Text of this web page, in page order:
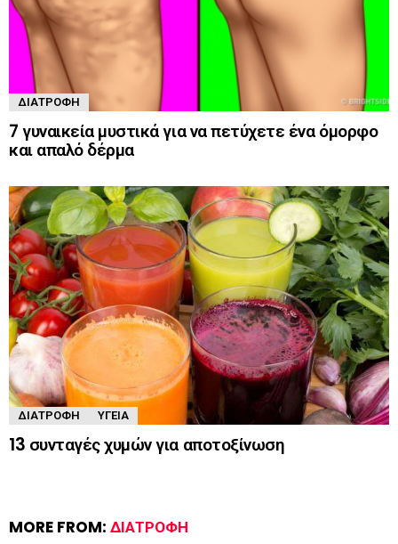
ΔΙΑΤΡΟΦΉ
7 γυναικεία μυστικά για να πετύχετε ένα όμορφο
και απαλό δέρμα
ΔΙΑΤΡΟΦΉ ΥΓΕΊΑ
13 συνταγές χυμών για αποτοξίνωση
MORE FROM: ΔΙΑΤΡΟΦΉ